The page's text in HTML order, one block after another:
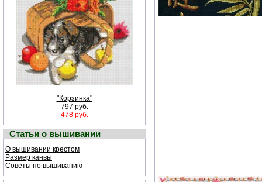
"Корзинка"
797 руб.
478 руб.
Статьи о вышивании
О вышивании крестом
Размер канвы
Советы по вышиванию